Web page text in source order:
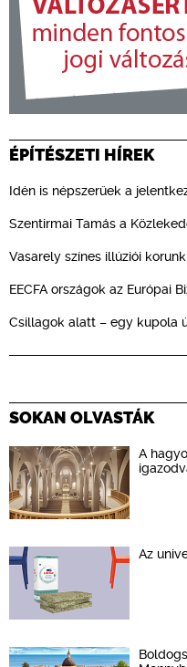
ÉPÍTÉSZETI HÍREK
Idén is népszerűek a
Szentirmai Tamás a
Vasarely színes illúziói
EECFA országok az Európai
Csillagok alatt – egy kupola
SOKAN OLVASTÁK
A
Az